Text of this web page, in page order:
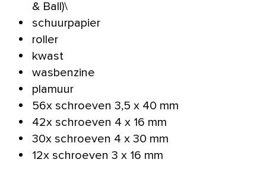
& Ball)\
schuurpapier
roller
kwast
wasbenzine
plamuur
56x schroeven 3,5 x 40 mm
42x schroeven 4 x 16 mm
30x schroeven 4 x 30 mm
12x schroeven 3 x 16 mm